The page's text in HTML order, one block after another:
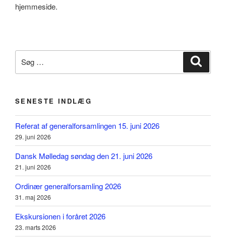
hjemmeside.
efter:
SENESTE INDLÆG
Referat af generalforsamlingen 15. juni 2026
29. juni 2026
Dansk Mølledag søndag den 21. juni 2026
21. juni 2026
Ordinær generalforsamling 2026
31. maj 2026
Ekskursionen i foråret 2026
23. marts 2026